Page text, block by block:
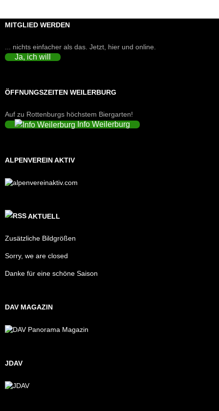
MITGLIED WERDEN
... nichts einfacher als das. Jetzt, hier und online.
Ja, ich will
ÖFFNUNGSZEITEN WEILERBURG
Auf zu Rottenburgs höchstem Biergarten!
Info Weilerburg
ALPENVEREIN AKTIV
AKTUELL
Zusätzliche Bildgrößen
Sorry, we are closed
Danke für eine schöne Saison
DAV MAGAZIN
JDAV